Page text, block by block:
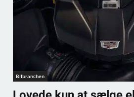
Bilbranchen